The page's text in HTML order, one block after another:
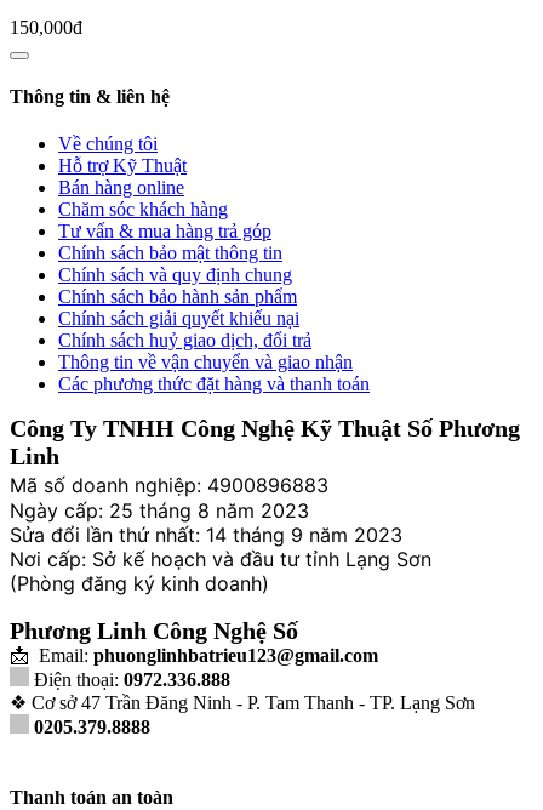
150,000đ
Thông tin & liên hệ
Về chúng tôi
Hỗ trợ Kỹ Thuật
Bán hàng online
Chăm sóc khách hàng
Tư vấn & mua hàng trả góp
Chính sách bảo mật thông tin
Chính sách và quy định chung
Chính sách bảo hành sản phẩm
Chính sách giải quyết khiếu nại
Chính sách huỷ giao dịch, đổi trả
Thông tin về vận chuyển và giao nhận
Các phương thức đặt hàng và thanh toán
Công Ty TNHH Công Nghệ Kỹ Thuật Số Phương
Linh
Mã số doanh nghiệp: 4900896883
Ngày cấp: 25 tháng 8 năm 2023
Sửa đổi lần thứ nhất: 14 tháng 9 năm 2023
Nơi cấp: Sở kế hoạch và đầu tư tỉnh Lạng Sơn
(Phòng đăng ký kinh doanh)
Phương Linh Công Nghệ Số
📩 Email: phuonglinhbatrieu123@gmail.com
Điện thoại: 0972.336.888
❖ Cơ sở 47 Trần Đăng Ninh - P. Tam Thanh - TP. Lạng Sơn
0205.379.8888
Thanh toán an toàn